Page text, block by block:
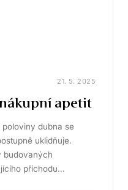
21. 5. 2025
apetit
dubna se
uklidňuje.
budovaných
příchodu…